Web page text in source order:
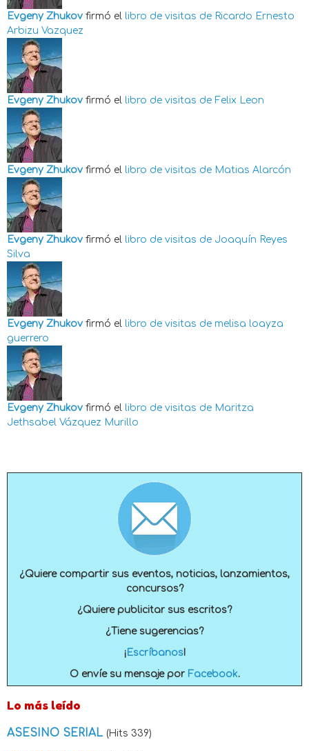
Evgeny Zhukov firmó el libro de visitas de Ricardo Ernesto
Arbizu Vazquez
Evgeny Zhukov firmó el libro de visitas de Felix Leon
Evgeny Zhukov firmó el libro de visitas de Matias Alarcón
Evgeny Zhukov firmó el libro de visitas de Joaquín Reyes
Silva
Evgeny Zhukov firmó el libro de visitas de melisa loayza
guerrero
Evgeny Zhukov firmó el libro de visitas de Maritza
Jethsabel Vázquez Murillo
¿Quiere compartir sus eventos, noticias, lanzamientos,
concursos?
¿Quiere publicitar sus escritos?
¿Tiene sugerencias?
¡ Escríbanos!
O envíe su mensaje por Facebook.
Lo más leído
ASESINO SERIAL (Hits 339)